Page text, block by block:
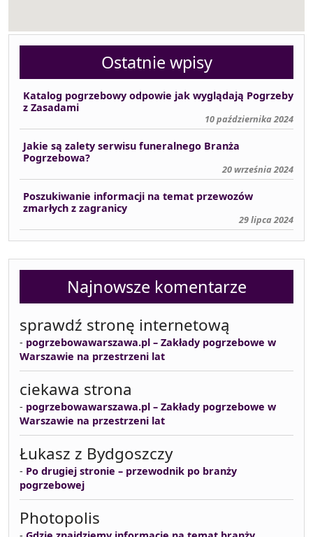
Ostatnie wpisy
Katalog pogrzebowy odpowie jak wyglądają Pogrzeby
z Zasadami
10 października 2024
Jakie są zalety serwisu funeralnego Branża
Pogrzebowa?
20 września 2024
Poszukiwanie informacji na temat przewozów
zmarłych z zagranicy
29 lipca 2024
Najnowsze komentarze
sprawdź stronę internetową
- pogrzebowawarszawa.pl – Zakłady pogrzebowe w
Warszawie na przestrzeni lat
ciekawa strona
- pogrzebowawarszawa.pl – Zakłady pogrzebowe w
Warszawie na przestrzeni lat
Łukasz z Bydgoszczy
- Po drugiej stronie – przewodnik po branży
pogrzebowej
Photopolis